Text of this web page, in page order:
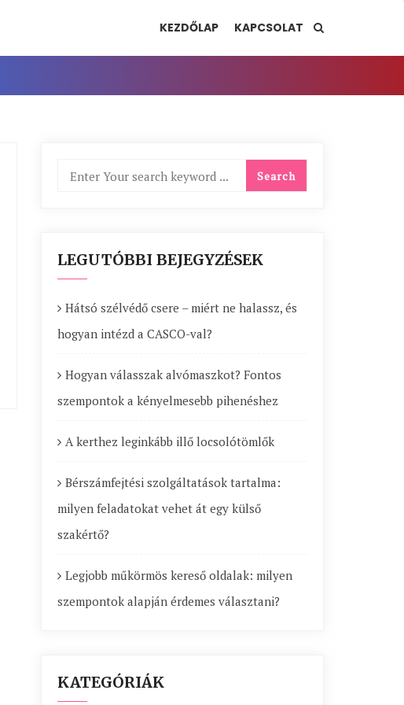
KEZDŐLAP KAPCSOLAT
LEGUTÓBBI BEJEGYZÉSEK
Hátsó szélvédő csere – miért ne halassz, és
hogyan intézd a CASCO-val?
Hogyan válasszak alvómaszkot? Fontos
szempontok a kényelmesebb pihenéshez
A kerthez leginkább illő locsolótömlők
Bérszámfejtési szolgáltatások tartalma:
milyen feladatokat vehet át egy külső
szakértő?
Legjobb műkörmös kereső oldalak: milyen
szempontok alapján érdemes választani?
KATEGÓRIÁK